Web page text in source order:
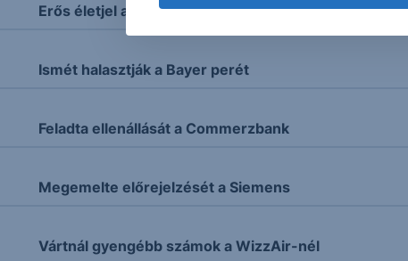
Erős életjel az aranynál
Ismét halasztják a Bayer perét
Feladta ellenállását a Commerzbank
Megemelte előrejelzését a Siemens
Vártnál gyengébb számok a WizzAir-nél